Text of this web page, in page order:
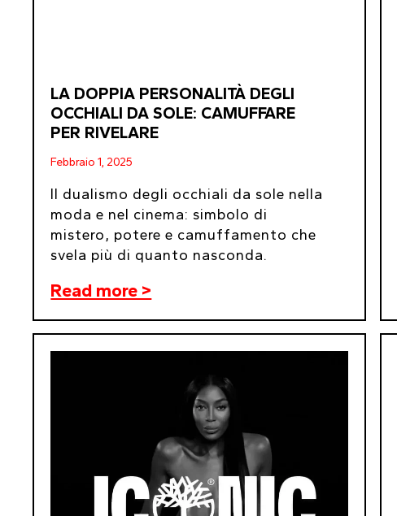
LA DOPPIA PERSONALITÀ DEGLI
OCCHIALI DA SOLE: CAMUFFARE
PER RIVELARE
Febbraio 1, 2025
Il dualismo degli occhiali da sole nella
moda e nel cinema: simbolo di
mistero, potere e camuffamento che
svela più di quanto nasconda.
Read more >